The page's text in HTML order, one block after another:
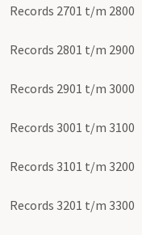
Records 2701 t/m 2800
Records 2801 t/m 2900
Records 2901 t/m 3000
Records 3001 t/m 3100
Records 3101 t/m 3200
Records 3201 t/m 3300